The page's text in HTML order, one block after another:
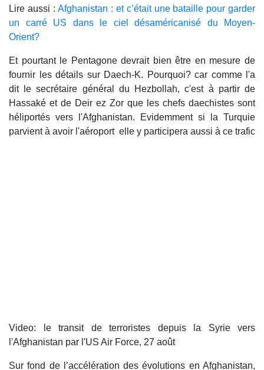
Lire aussi :Afghanistan : et c’était une bataille pour garder
un carré US dans le ciel désaméricanisé du Moyen-
Orient?
Et pourtant le Pentagone devrait bien être en mesure de
fournir les détails sur Daech-K. Pourquoi? car comme l'a
dit le secrétaire général du Hezbollah, c'est à partir de
Hassaké et de Deir ez Zor que les chefs daechistes sont
héliportés vers l'Afghanistan. Evidemment si la Turquie
parvient à avoir l'aéroport elle y participera aussi à ce trafic
Video: le transit de terroristes depuis la Syrie vers
l'Afghanistan par l'US Air Force, 27 août
Sur fond de l’accélération des évolutions en Afghanistan,